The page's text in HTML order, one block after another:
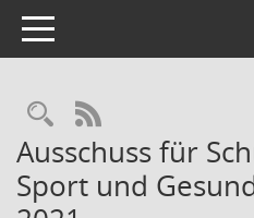
Toggle navigation
RSS-Feed
Ausschuss für
Sport und